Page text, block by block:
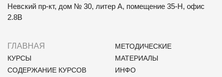
Невский пр-кт, дом № 30, литер А, помещение 35-Н, офис
2.8В
ГЛАВНАЯ
КУРСЫ
СОДЕРЖАНИЕ КУРСОВ
МЕТОДИЧЕСКИЕ
МАТЕРИАЛЫ
ИНФО